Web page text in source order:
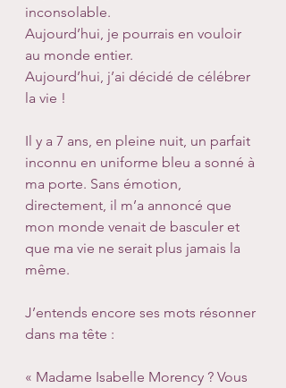
inconsolable.
Aujourd’hui, je pourrais en vouloir
au monde entier.
Aujourd’hui, j’ai décidé de célébrer
la vie !
Il y a 7 ans, en pleine nuit, un parfait
inconnu en uniforme bleu a sonné à
ma porte. Sans émotion,
directement, il m’a annoncé que
mon monde venait de basculer et
que ma vie ne serait plus jamais la
même.
J’entends encore ses mots résonner
dans ma tête :
« Madame Isabelle Morency ? Vous